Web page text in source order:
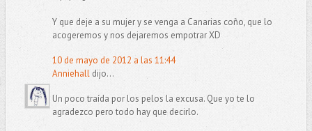
Y que deje a su mujer y se venga a Canarias coño, que lo
acogeremos y nos dejaremos empotrar XD
10 de mayo de 2012 a las 11:44
Anniehalldijo...
Un poco traída por los pelos la excusa. Que yo te lo
agradezco pero todo hay que decirlo.